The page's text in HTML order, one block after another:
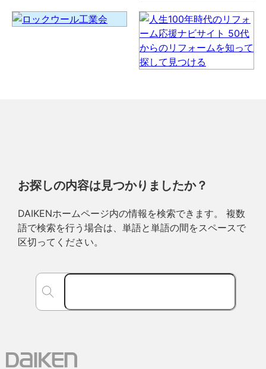
お探しの内容は見つかりましたか？
DAIKENホームページ内の情報を検索できます。 複数
語で検索を行う場合は、単語と単語の間をスペースで
区切ってください。